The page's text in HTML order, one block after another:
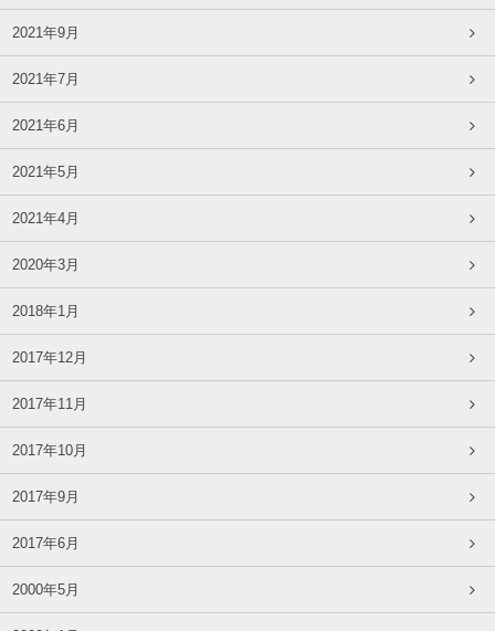
2021年9月
2021年7月
2021年6月
2021年5月
2021年4月
2020年3月
2018年1月
2017年12月
2017年11月
2017年10月
2017年9月
2017年6月
2000年5月